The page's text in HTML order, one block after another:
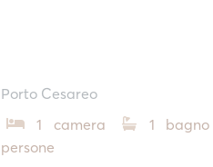
Porto Cesareo
1 camera
1 bagno
persone